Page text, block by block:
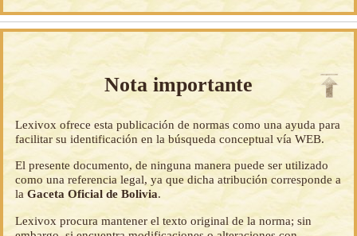
Nota importante
Lexivox ofrece esta publicación de normas como una ayuda para
facilitar su identificación en la búsqueda conceptual vía WEB.
El presente documento, de ninguna manera puede ser utilizado
como una referencia legal, ya que dicha atribución corresponde a
laGaceta Oficial de Bolivia.
Lexivox procura mantener el texto original de la norma; sin